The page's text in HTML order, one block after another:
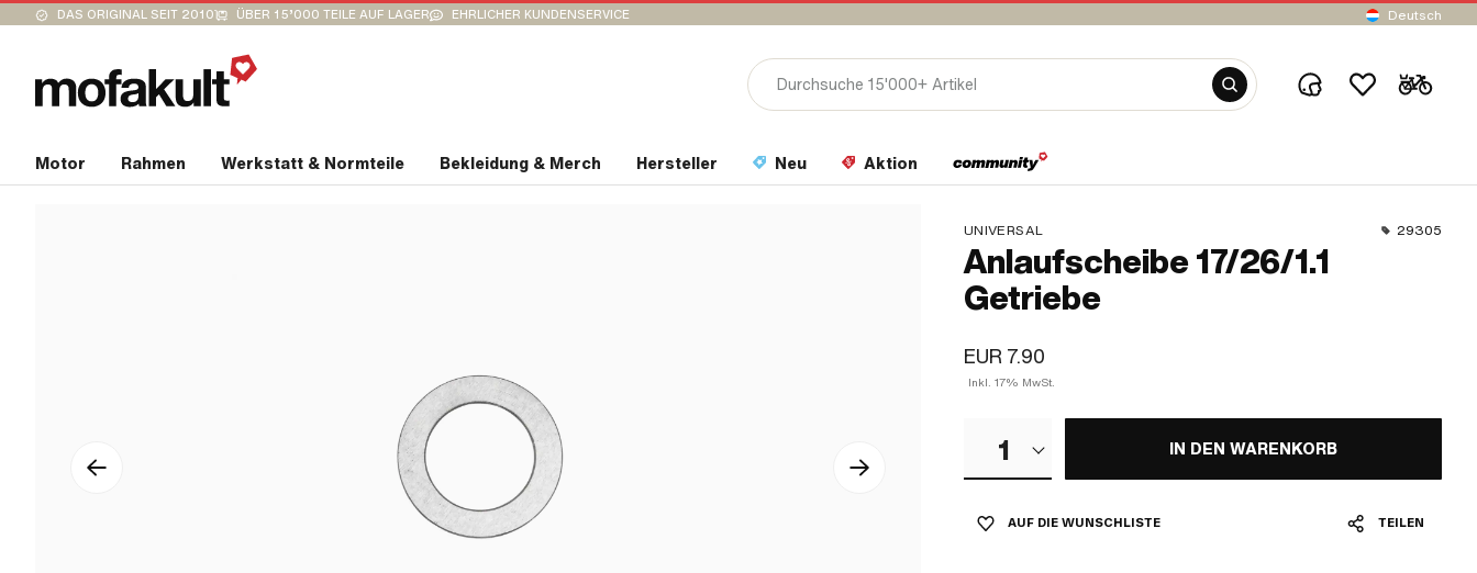
DAS ORIGINAL SEIT 2010 ÜBER 15’000 TEILE AUF LAGER EHRLICHER KUNDENSERVICE Deutsch
Motor Rahmen Werkstatt & Normteile Bekleidung & Merch Hersteller Neu Aktion
UNIVERSAL 29305
Anlaufscheibe 17/26/1.1
Getriebe
EUR 7.90
Inkl. 17% MwSt.
1 IN DEN WARENKORB
AUF DIE WUNSCHLISTE TEILEN